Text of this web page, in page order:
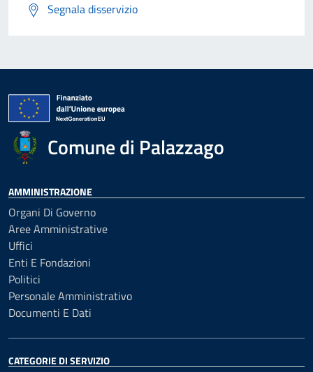
Segnala disservizio
Comune di Palazzago
AMMINISTRAZIONE
Organi Di Governo
Aree Amministrative
Uffici
Enti E Fondazioni
Politici
Personale Amministrativo
Documenti E Dati
CATEGORIE DI SERVIZIO